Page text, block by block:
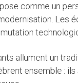
comme un
Les
allument un
ensemble :